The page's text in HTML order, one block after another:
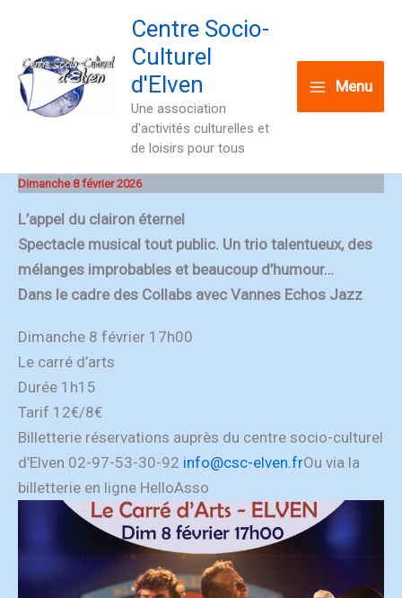
content
Centre Socio-
Culturel
d'Elven
Une association
d'activités culturelles et
de loisirs pour tous
Menu
Dimanche 8 février 2026
L’appel du clairon éternel
Spectacle musical tout public. Un trio talentueux, des
mélanges improbables et beaucoup d’humour…
Dans le cadre des Collabs avec Vannes Echos Jazz
Dimanche 8 février 17h00
Le carré d’arts
Durée 1h15
Tarif 12€/8€
Billetterie réservations auprès du centre socio-culturel
d’Elven 02-97-53-30-92 info@csc-elven.frOu via la
billetterie en ligne HelloAsso